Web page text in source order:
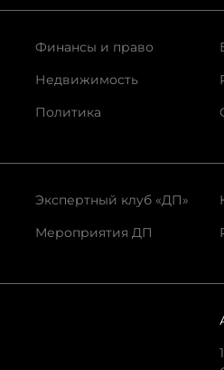
Финансы и право
Недвижимость
Политика
Экспертный клуб «ДП»
Мероприятия ДП